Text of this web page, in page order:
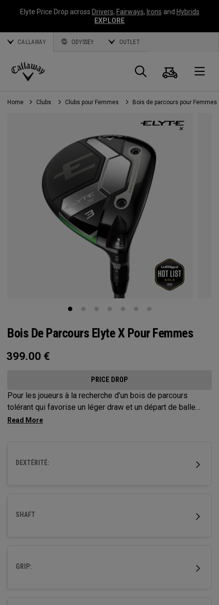
Elyte Price Drop across Drivers, Fairways, Irons and Hybrids
EXPLORE
CALLAWAY ODYSSEY OUTLET
Callaway
Golf
Panier
Home Clubs Clubs pour Femmes Bois de parcours pour Femmes
Bois De Parcours Elyte X Pour Femmes
399.00 €
PRICE DROP
Pour les joueurs à la recherche d’un bois de parcours
tolérant qui favorise un léger draw et un départ de balle
plus élevé, les bois de pacours Elyte X offrent des
DEXTÉRITÉ:
SHAFT
GRIP: